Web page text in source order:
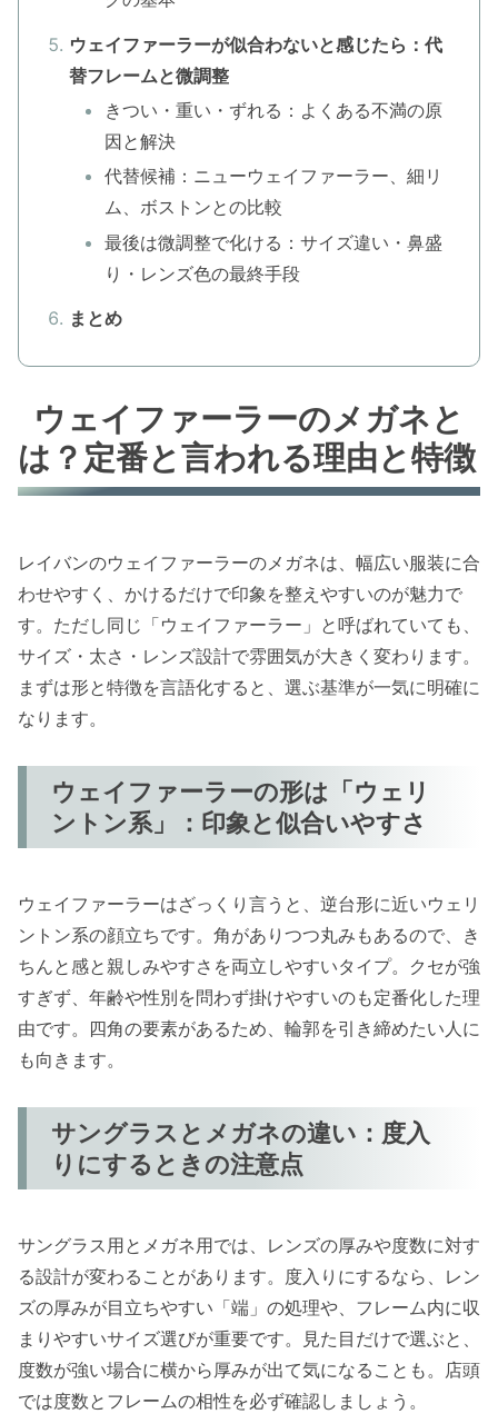
ウェイファーラーが似合わないと感じたら：代
替フレームと微調整
きつい・重い・ずれる：よくある不満の原
因と解決
代替候補：ニューウェイファーラー、細リ
ム、ボストンとの比較
最後は微調整で化ける：サイズ違い・鼻盛
り・レンズ色の最終手段
まとめ
ウェイファーラーのメガネと
は？定番と言われる理由と特徴
レイバンのウェイファーラーのメガネは、幅広い服装に合
わせやすく、かけるだけで印象を整えやすいのが魅力で
す。ただし同じ「ウェイファーラー」と呼ばれていても、
サイズ・太さ・レンズ設計で雰囲気が大きく変わります。
まずは形と特徴を言語化すると、選ぶ基準が一気に明確に
なります。
ウェイファーラーの形は「ウェリ
ントン系」：印象と似合いやすさ
ウェイファーラーはざっくり言うと、逆台形に近いウェリ
ントン系の顔立ちです。角がありつつ丸みもあるので、き
ちんと感と親しみやすさを両立しやすいタイプ。クセが強
すぎず、年齢や性別を問わず掛けやすいのも定番化した理
由です。四角の要素があるため、輪郭を引き締めたい人に
も向きます。
サングラスとメガネの違い：度入
りにするときの注意点
サングラス用とメガネ用では、レンズの厚みや度数に対す
る設計が変わることがあります。度入りにするなら、レン
ズの厚みが目立ちやすい「端」の処理や、フレーム内に収
まりやすいサイズ選びが重要です。見た目だけで選ぶと、
度数が強い場合に横から厚みが出て気になることも。店頭
では度数とフレームの相性を必ず確認しましょう。